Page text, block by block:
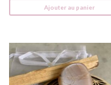
Ajouter au panier